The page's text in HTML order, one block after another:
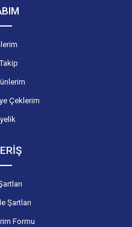
Çeklerim
Şartları
Formu